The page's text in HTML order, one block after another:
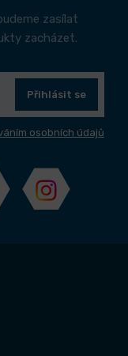
zasílat
zacházet.
Přihlásit se
osobních údajů